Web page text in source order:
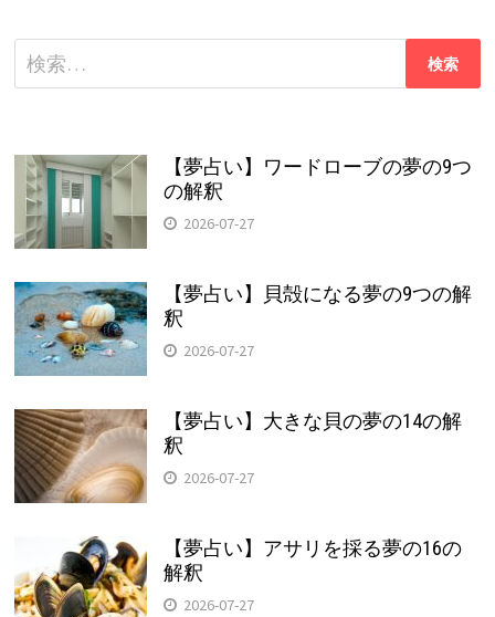
検
索:
【夢占い】ワードローブの夢の9つ
の解釈
2026-07-27
【夢占い】貝殻になる夢の9つの解
釈
2026-07-27
【夢占い】大きな貝の夢の14の解
釈
2026-07-27
【夢占い】アサリを採る夢の16の
解釈
2026-07-27